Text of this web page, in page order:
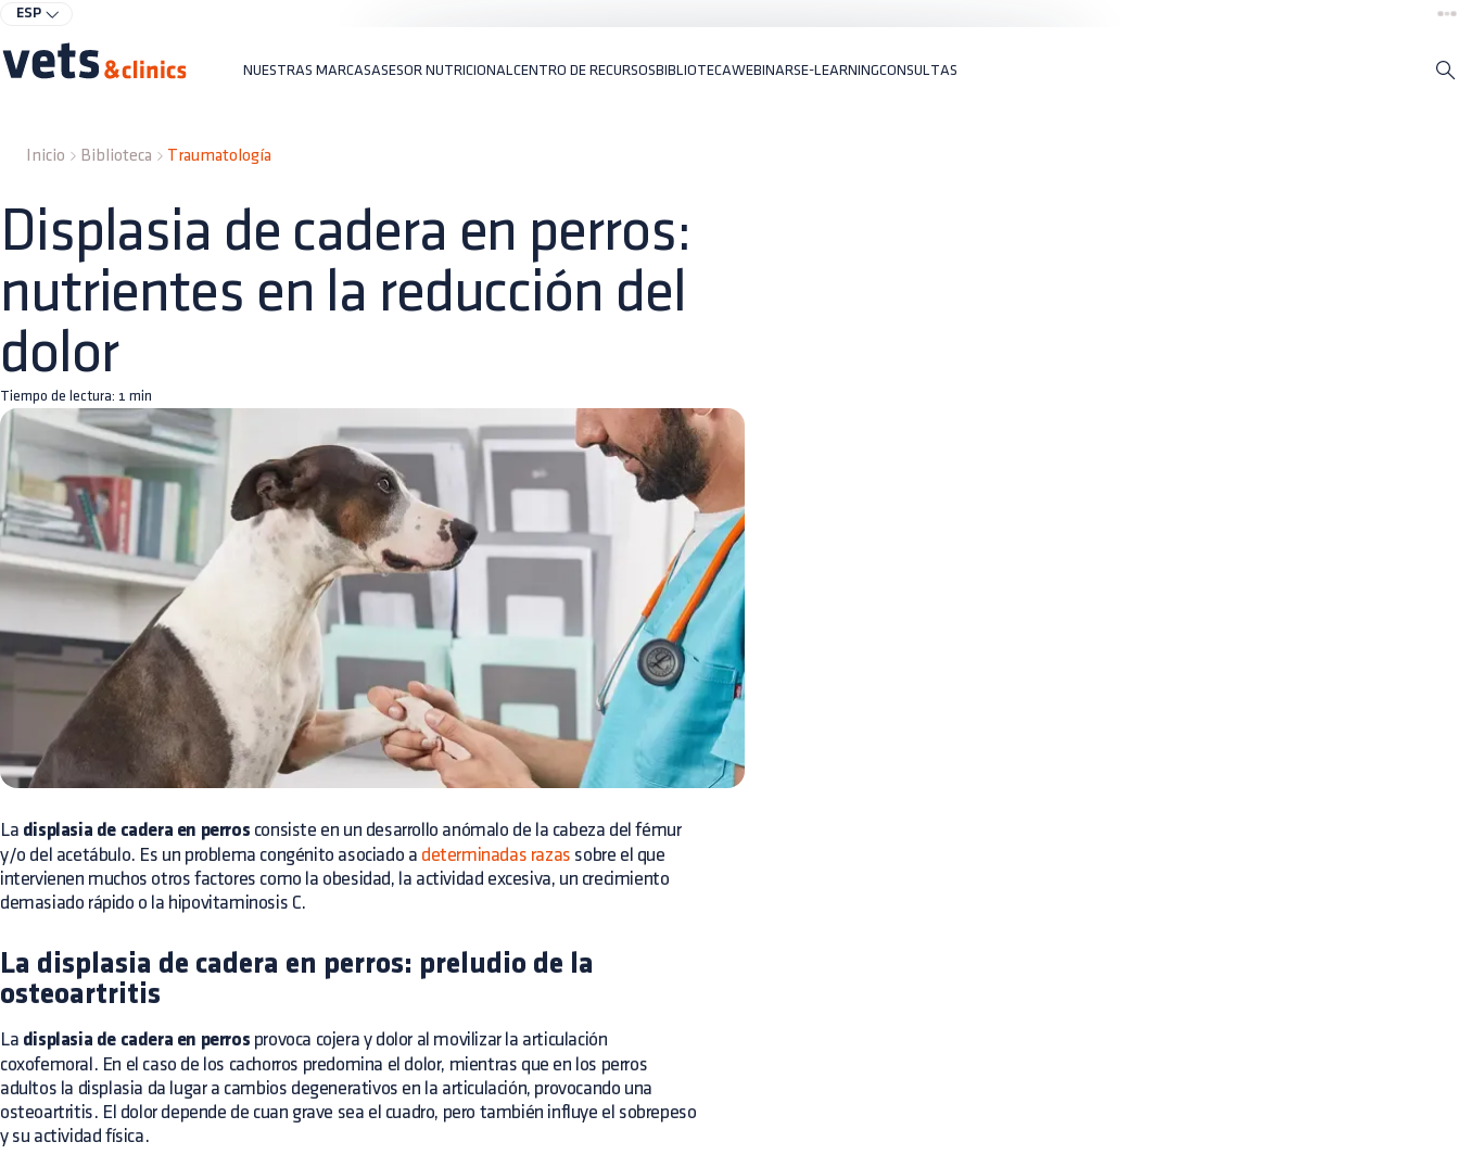
ESP
NUESTRAS MARCASASESOR NUTRICIONAL CENTRO DE RECURSOSBIBLIOTECAWEBINARSE-LEARNINGCONSULTAS
Inicio Biblioteca Traumatología
Displasia de cadera en perros:
nutrientes en la reducción del
dolor
Tiempo de lectura: 1 min
La displasia de cadera en perros consiste en un desarrollo anómalo de la cabeza del fémur
y/o del acetábulo. Es un problema congénito asociado a determinadas razas sobre el que
intervienen muchos otros factores como la obesidad, la actividad excesiva, un crecimiento
demasiado rápido o la hipovitaminosis C.
La displasia de cadera en perros: preludio de la
osteoartritis
La displasia de cadera en perros provoca cojera y dolor al movilizar la articulación
coxofemoral. En el caso de los cachorros predomina el dolor, mientras que en los perros
adultos la displasia da lugar a cambios degenerativos en la articulación, provocando una
osteoartritis. El dolor depende de cuan grave sea el cuadro, pero también influye el sobrepeso
y su actividad física.